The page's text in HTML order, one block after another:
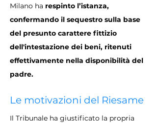
Milano ha respinto l’istanza,
confermando il sequestro sulla base
del presunto carattere fittizio
dell'intestazione dei beni, ritenuti
effettivamente nella disponibilità del
padre.
Le motivazioni del Riesame
Il Tribunale ha giustificato la propria